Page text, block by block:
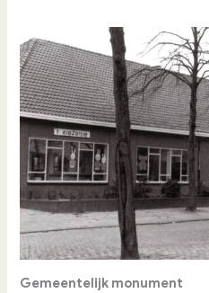
Gemeentelijk monument